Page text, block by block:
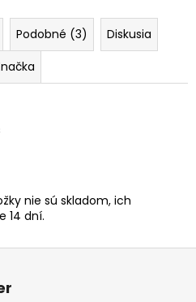
Podobné (3)
Diskusia
nie sú skladom, ich
14 dní.